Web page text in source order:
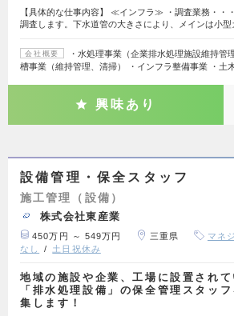
【具体的な仕事内容】 ≪インフラ≫ ・調査業務・・
調査します。下水道管の大きさにより、メインは小型
会社概要
・水処理事業（企業排水処理施設維持管
槽事業（維持管理、清掃） ・インフラ整備事業 ・土
興味あり
設備管理・保全スタッフ
施工管理（設備）
株式会社東産業
450万円 ～ 549万円 三重県 マネ
なし
土日祝休み
地域の施設や企業、工場に設置されて
「排水処理設備」の保全管理スタッフ
集します！